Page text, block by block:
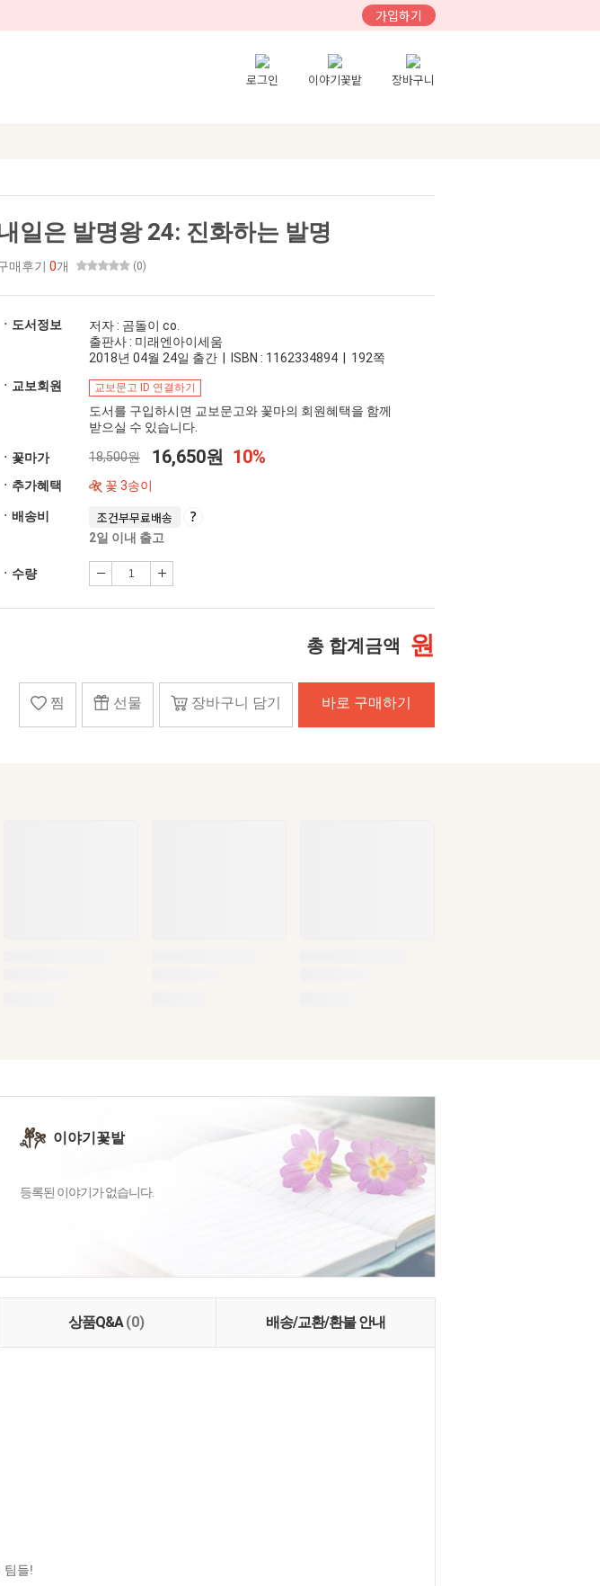
가입하기
로그인 이야기꽃밭 장바구니
일은 발명왕 24: 진화하는 발명
매후기 0개 (0)
ㆍ도서정보
저자 : 곰돌이 co.
출판사 : 미래엔아이세움
2018년 04월 24일 출간 | ISBN : 1162334894 | 192쪽
ㆍ교보회원
교보문고 ID 연결하기
도서를 구입하시면 교보문고와 꽃마의 회원혜택을 함께
받으실 수 있습니다.
ㆍ꽃마가 18,500원 16,650원 10%
ㆍ추가혜택 꽃 3송이
ㆍ배송비 조건부무료배송
2일 이내 출고
ㆍ수량
총 합계금액 원
찜 선물 장바구니 담기 바로 구매하기
이야기꽃밭
등록된 이야기가 없습니다.
상품Q&A(0) 배송/교환/환불 안내
팀들!